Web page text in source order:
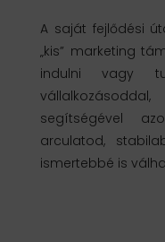
A saját fejlődési
„kis” marketing
indulni vagy
segítségével
arculatod,
ismertebbé is